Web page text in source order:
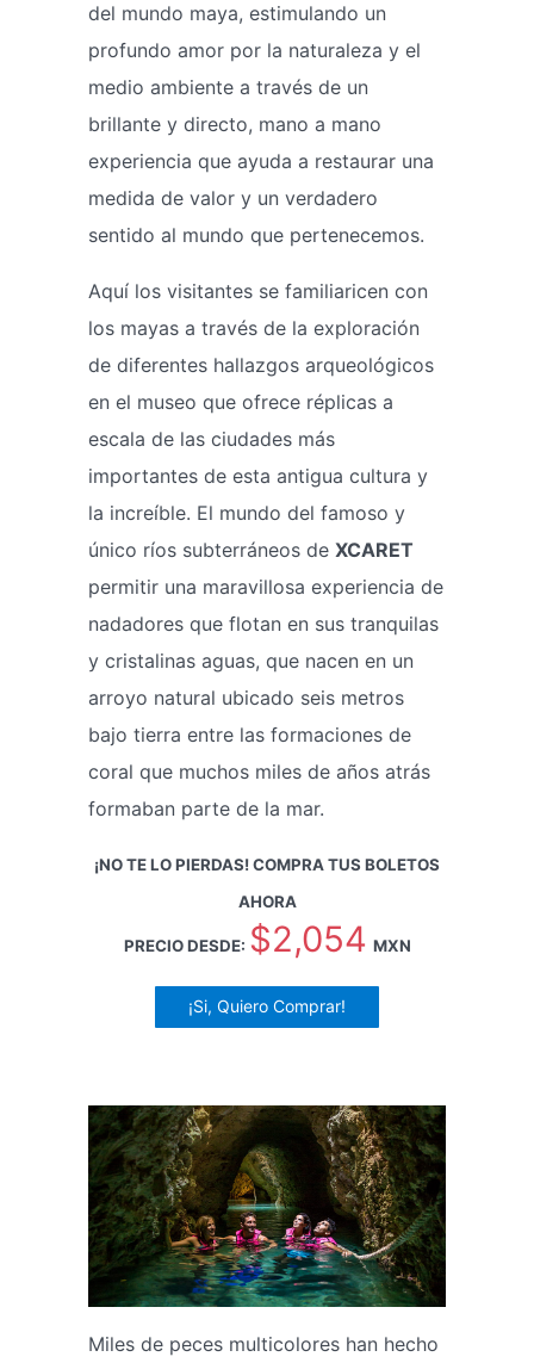
del mundo maya, estimulando un
profundo amor por la naturaleza y el
medio ambiente a través de un
brillante y directo, mano a mano
experiencia que ayuda a restaurar una
medida de valor y un verdadero
sentido al mundo que pertenecemos.
Aquí los visitantes se familiaricen con
los mayas a través de la exploración
de diferentes hallazgos arqueológicos
en el museo que ofrece réplicas a
escala de las ciudades más
importantes de esta antigua cultura y
la increíble. El mundo del famoso y
único ríos subterráneos de XCARET
permitir una maravillosa experiencia de
nadadores que flotan en sus tranquilas
y cristalinas aguas, que nacen en un
arroyo natural ubicado seis metros
bajo tierra entre las formaciones de
coral que muchos miles de años atrás
formaban parte de la mar.
¡NO TE LO PIERDAS! COMPRA TUS BOLETOS
AHORA
PRECIO DESDE: $2,054 MXN
¡Si, Quiero Comprar!
Miles de peces multicolores han hecho